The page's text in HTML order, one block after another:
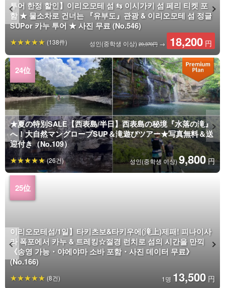
투어 한정 할인】이리오모테 섬 ⇆ 이시가키 섬 페리 티켓 포
함 ★ 물소차로 건너는 『유부도』관광 & 이리오모테 섬 정글
SUPor 카누 투어 ★ 사진 무료 (No.546)
성인(중학생 이상) 20,370円 → 18,200 円
(138件)
★夏の特別SALE【西表島/半日】西表島の秘境『水落の滝』
へ！大自然マングローブSUP＆滝遊びツアー★写真無料＆送
迎付き（No.109）
성인(중학생 이상)9,800 円
(26건)
이리오모테섬/1일】타키츠보&타키우에(滝上)제패! 피나이사
라 폭포에서 카누 & 트레킹☆절경 런치로 섬의 시간을 만끽
《송영 가능・야에야마 소바 포함・사진 데이터 무료》
(No.166)
1명 13,500 円
(8건)